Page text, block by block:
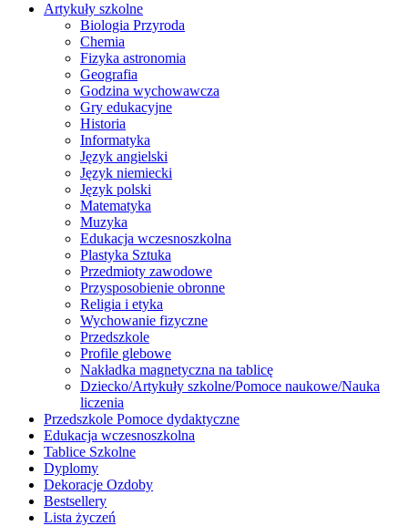
Artykuły szkolne
Biologia Przyroda
Chemia
Fizyka astronomia
Geografia
Godzina wychowawcza
Gry edukacyjne
Historia
Informatyka
Język angielski
Język niemiecki
Język polski
Matematyka
Muzyka
Edukacja wczesnoszkolna
Plastyka Sztuka
Przedmioty zawodowe
Przysposobienie obronne
Religia i etyka
Wychowanie fizyczne
Przedszkole
Profile glebowe
Nakładka magnetyczna na tablicę
Dziecko/Artykuły szkolne/Pomoce naukowe/Nauka
liczenia
Przedszkole Pomoce dydaktyczne
Edukacja wczesnoszkolna
Tablice Szkolne
Dyplomy
Dekoracje Ozdoby
Bestsellery
Lista życzeń